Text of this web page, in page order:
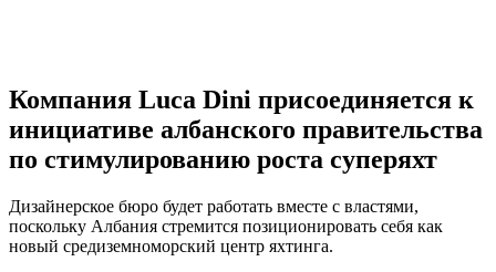
Компания Luca Dini присоединяется к
инициативе албанского правительства
по стимулированию роста суперяхт
Дизайнерское бюро будет работать вместе с властями,
поскольку Албания стремится позиционировать себя как
новый средиземноморский центр яхтинга.